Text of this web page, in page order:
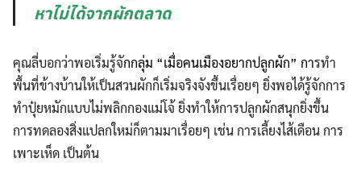
หาไม่ได้จากผักตลาด
คุณลี่บอกว่าพอเริ่มรู้จักกลุ่ม “เมื่อคนเมืองอยากปลูกผัก” การทำ
พื้นที่ข้างบ้านให้เป็นสวนผักก็เริ่มจริงจังขึ้นเรื่อยๆ ยิ่งพอได้รู้จักการ
ทำปุ๋ยหมักแบบไม่พลิกกองแม่โจ้ ยิ่งทำให้การปลูกผักสนุกยิ่งขึ้น
การทดลองสิ่งแปลกใหม่ก็ตามมาเรื่อยๆ เช่น การเลี้ยงไส้เดือน การ
เพาะเห็ด เป็นต้น